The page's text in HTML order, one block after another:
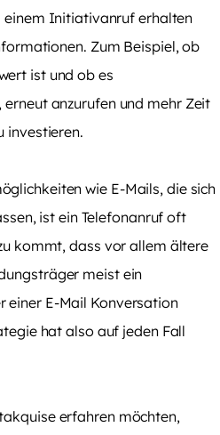
einem Initiativanruf erhalten
Zum Beispiel, ob
ist und ob es
anzurufen und mehr Zeit
investieren.
wie E-Mails, die sich
ist ein Telefonanruf oft
kommt, dass vor allem ältere
meist ein
einer E-Mail Konversation
hat also auf jeden Fall
erfahren möchten,